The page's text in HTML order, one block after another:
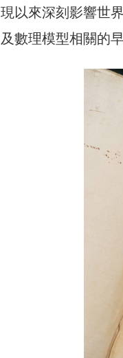
現以來深刻影響世
及數理模型相關的早